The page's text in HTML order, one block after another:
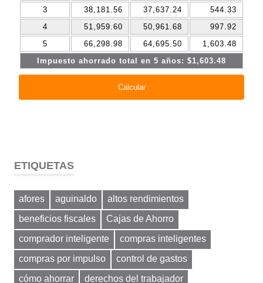
ETIQUETAS
afores aguinaldo
altos rendimientos
beneficios fiscales
Cajas de Ahorro
comprador inteligente
compras inteligentes
compras por impulso
control de gastos
cómo ahorrar
derechos del trabajador